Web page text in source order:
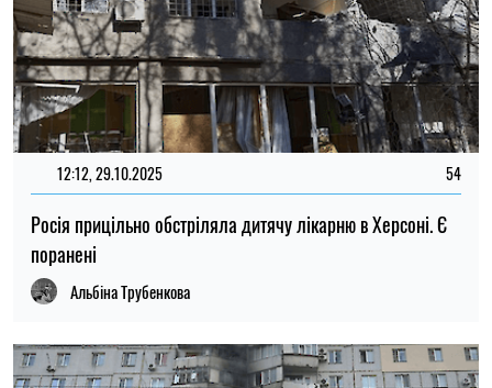
12:12, 29.10.2025 54
Росія прицільно обстріляла дитячу лікарню в Херсоні. Є
поранені
Альбіна Трубенкова